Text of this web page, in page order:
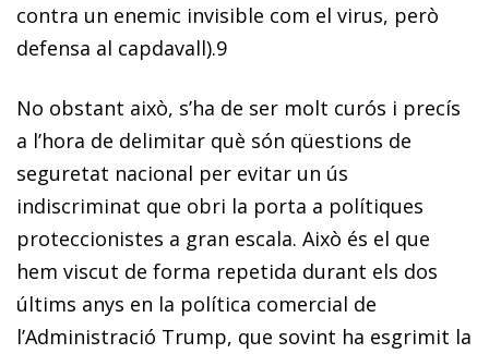
contra un enemic invisible com el virus, però
defensa al capdavall).9
No obstant això, s’ha de ser molt curós i precís
a l’hora de delimitar què són qüestions de
seguretat nacional per evitar un ús
indiscriminat que obri la porta a polítiques
proteccionistes a gran escala. Això és el que
hem viscut de forma repetida durant els dos
últims anys en la política comercial de
l’Administració Trump, que sovint ha esgrimit la